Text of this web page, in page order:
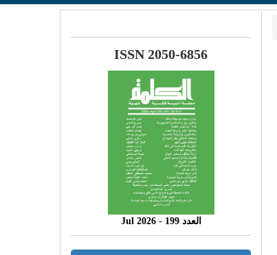
ISSN 2050-6856
العدد 199 - 2026 Jul